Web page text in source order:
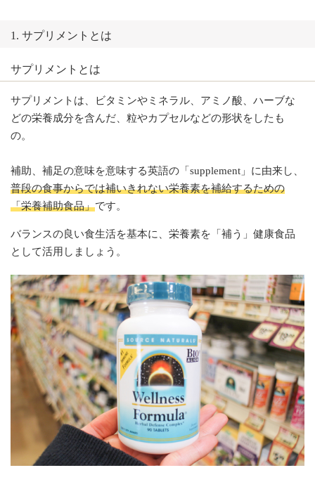
1. サプリメントとは
サプリメントとは
サプリメントは、ビタミンやミネラル、アミノ酸、ハーブな
どの栄養成分を含んだ、粒やカプセルなどの形状をしたも
の。
補助、補足の意味を意味する英語の「supplement」に由来し、
普段の食事からでは補いきれない栄養素を補給するための
「栄養補助食品」です。
バランスの良い食生活を基本に、栄養素を「補う」健康食品
として活用しましょう。